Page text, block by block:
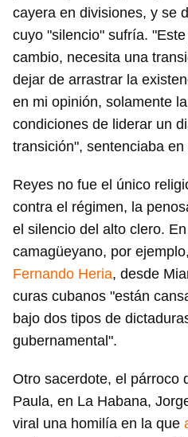
cayera en divisiones, y se
cuyo "silencio" sufría.
cambio, necesita una
dejar de arrastrar la
en mi opinión, solamente
condiciones de liderar un
transición", sentenciaba en
Reyes no fue el único
contra el régimen, la
el silencio del alto clero.
camagüeyano, por
Fernando Heria, desde
curas cubanos "están
bajo dos tipos de
gubernamental".
Otro sacerdote, el párroco
Paula, en La Habana,
viral una homilía en la que